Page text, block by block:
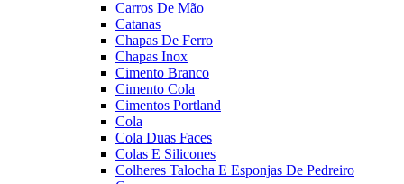
Carros De Mão
Catanas
Chapas De Ferro
Chapas Inox
Cimento Branco
Cimento Cola
Cimentos Portland
Cola
Cola Duas Faces
Colas E Silicones
Colheres Talocha E Esponjas De Pedreiro